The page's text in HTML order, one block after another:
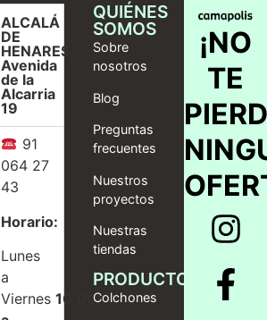
ALCALÁ
DE
HENARES,
Avenida
de la
Alcarria
19
91
064 27
43
Horario:
Lunes
a
Viernes10:00
QUIÉNES
SOMOS
Sobre
nosotros
Blog
Preguntas
frecuentes
Nuestros
proyectos
Nuestras
tiendas
PRODUCTOS
Colchones
¡NO
TE